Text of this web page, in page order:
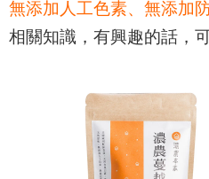
無添加人工色素、無添加
相關知識，有興趣的話，